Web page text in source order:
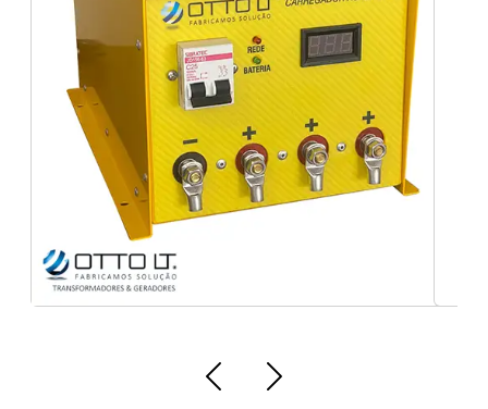
Venda de auto transformador trifásico